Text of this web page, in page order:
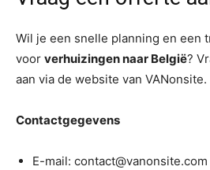
Wil je een snelle planning en een
voor verhuizingen naar België?
aan via de website van VANonsite.
Contactgegevens
E-mail: contact@vanonsite.com